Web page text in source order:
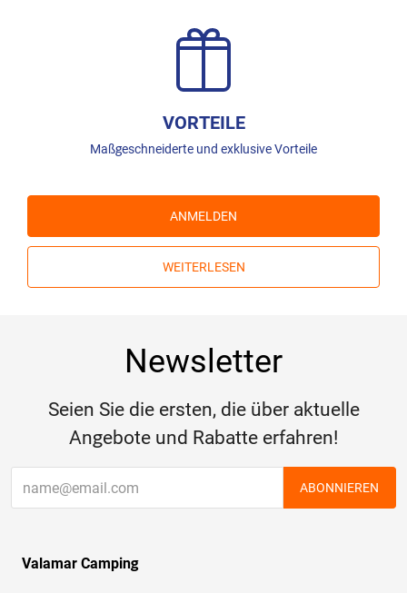
VORTEILE
Maßgeschneiderte und exklusive Vorteile
ANMELDEN
WEITERLESEN
Newsletter
Seien Sie die ersten, die über aktuelle
Angebote und Rabatte erfahren!
ABONNIEREN
Valamar Camping